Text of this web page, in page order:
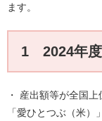
ます。
1 2024年度
・ 産出額等が全国
「愛ひとつぶ（米